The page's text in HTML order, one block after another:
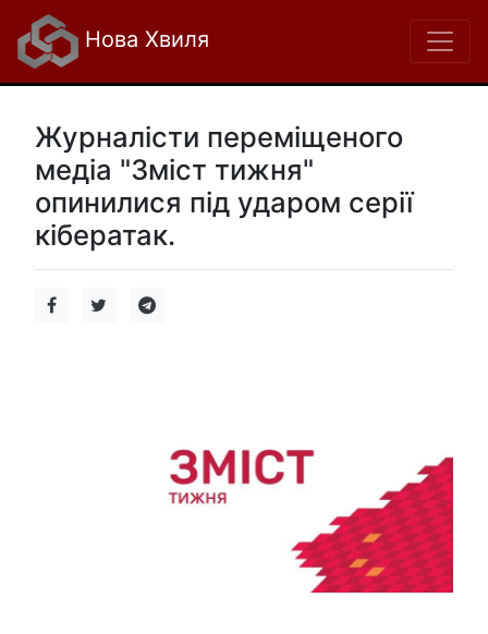
Нова Хвиля
Журналісти переміщеного
медіа "Зміст тижня"
опинилися під ударом серії
кібератак.